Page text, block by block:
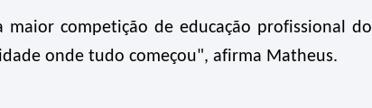
competição de educação profissional do
onde tudo começou", afirma Matheus.